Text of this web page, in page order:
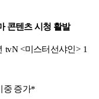
콘텐츠 시청 활발
tvN <미스터선샤인> 1
중 증가*